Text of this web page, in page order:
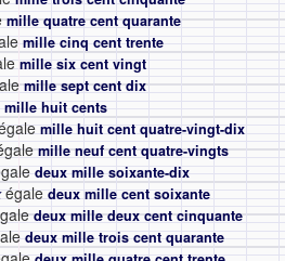
mille quatre cent quarante
mille cinq cent trente
mille six cent vingt
mille sept cent dix
mille huit cents
mille huit cent quatre-vingt-dix
mille neuf cent quatre-vingts
deux mille soixante-dix
égale deux mille cent soixante
deux mille deux cent cinquante
deux mille trois cent quarante